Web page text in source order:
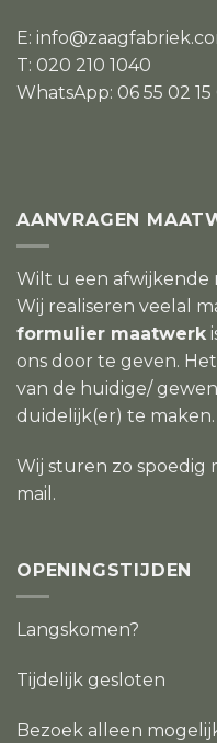
E:
T: 020 210 1040
WhatsApp: 06 55 02 15
AANVRAGEN
Wilt u een afwijkende
Wij realiseren veelal
formulier maatwerk
ons door te geven.
van de huidige/
duidelijk(er) te maken.
Wij sturen zo spoedig
mail.
OPENINGSTIJDEN
Langskomen?
Tijdelijk gesloten
Bezoek alleen